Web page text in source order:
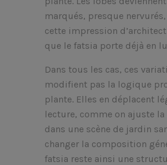
marqués, presque
cette impression
que le fatsia porte déjà en
Dans tous les cas, ces
modifient pas la logique
plante. Elles en déplacent
lecture, comme on ajuste
dans une scène de jardin
changer la composition
fatsia reste ainsi une